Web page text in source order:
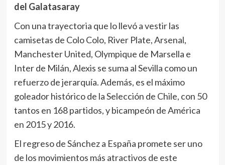
del Galatasaray
Con una trayectoria que lo llevó a vestir las
camisetas de Colo Colo, River Plate, Arsenal,
Manchester United, Olympique de Marsella e
Inter de Milán, Alexis se suma al Sevilla como un
refuerzo de jerarquía. Además, es el máximo
goleador histórico de la Selección de Chile, con 50
tantos en 168 partidos, y bicampeón de América
en 2015 y 2016.
El regreso de Sánchez a España promete ser uno
de los movimientos más atractivos de este